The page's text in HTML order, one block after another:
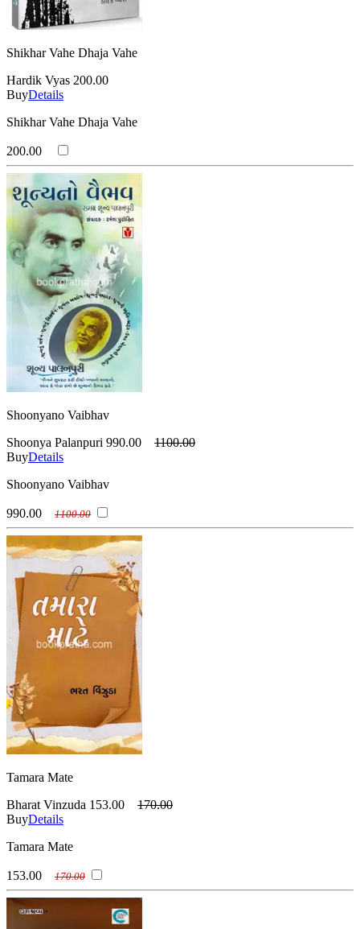
Shikhar Vahe Dhaja Vahe
Hardik Vyas 200.00
BuyDetails
Shikhar Vahe Dhaja Vahe
200.00
Shoonyano Vaibhav
Shoonya Palanpuri 990.00
1100.00
BuyDetails
Shoonyano Vaibhav
990.00 1100.00
Tamara Mate
Bharat Vinzuda 153.00
170.00
BuyDetails
Tamara Mate
153.00 170.00